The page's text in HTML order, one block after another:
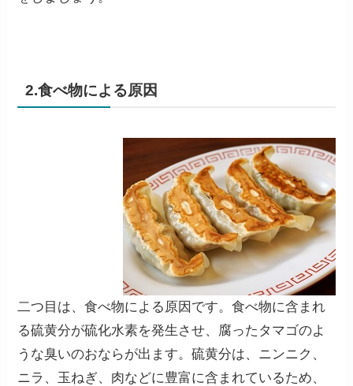
2.食べ物による原因
二つ目は、食べ物による原因です。食べ物に含まれ
る硫黄分が硫化水素を発生させ、腐ったタマゴのよ
うな臭いのおならが出ます。硫黄分は、ニンニク、
ニラ、玉ねぎ、肉などに豊富に含まれているため、